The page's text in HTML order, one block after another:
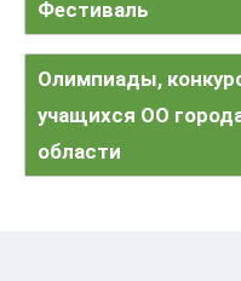
Фестиваль
Олимпиады,
учащихся ОО
области